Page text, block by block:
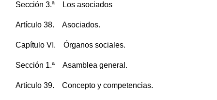
Sección 3.ª Los asociados
Artículo 38. Asociados.
Capítulo VI. Órganos sociales.
Sección 1.ª Asamblea general.
Artículo 39. Concepto y competencias.